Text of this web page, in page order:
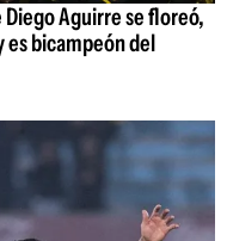
Diego Aguirre se floreó,
es bicampeón del